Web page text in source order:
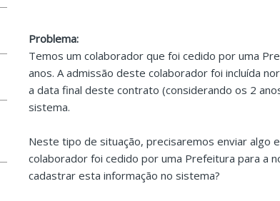
Problema:
Temos um colaborador que foi cedido por uma
anos. A admissão deste colaborador foi incluída
a data final deste contrato (considerando os 2
sistema.
Neste tipo de situação, precisaremos enviar algo
colaborador foi cedido por uma Prefeitura para a
cadastrar esta informação no sistema?